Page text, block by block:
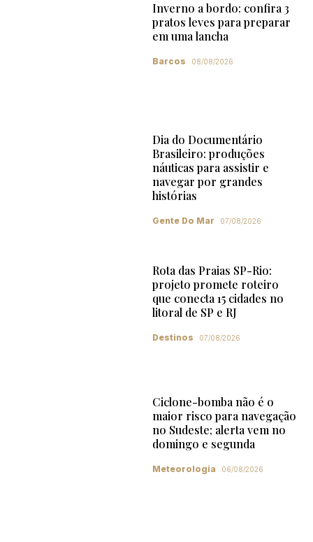
Inverno a bordo: confira 3
pratos leves para preparar
em uma lancha
Barcos 08/08/2026
Dia do Documentário
Brasileiro: produções
náuticas para assistir e
navegar por grandes
histórias
Gente Do Mar 07/08/2026
Rota das Praias SP-Rio:
projeto promete roteiro
que conecta 15 cidades no
litoral de SP e RJ
Destinos 07/08/2026
Ciclone-bomba não é o
maior risco para navegação
no Sudeste; alerta vem no
domingo e segunda
Meteorologia 06/08/2026